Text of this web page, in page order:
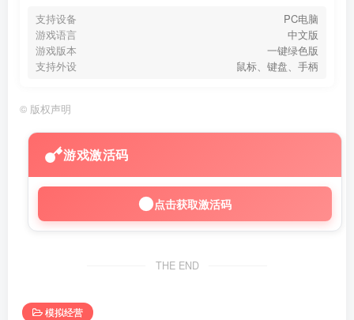
支持设备
PC电脑
游戏语言
中文版
游戏版本
一键绿色版
支持外设
鼠标、键盘、手柄
© 版权声明
游戏激活码
点击获取激活码
THE END
模拟经营